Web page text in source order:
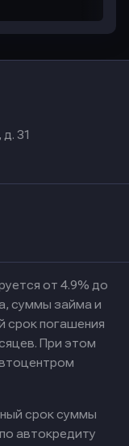
31
от 4.9% до
суммы займа и
срок погашения
При этом
срок суммы
автокредиту